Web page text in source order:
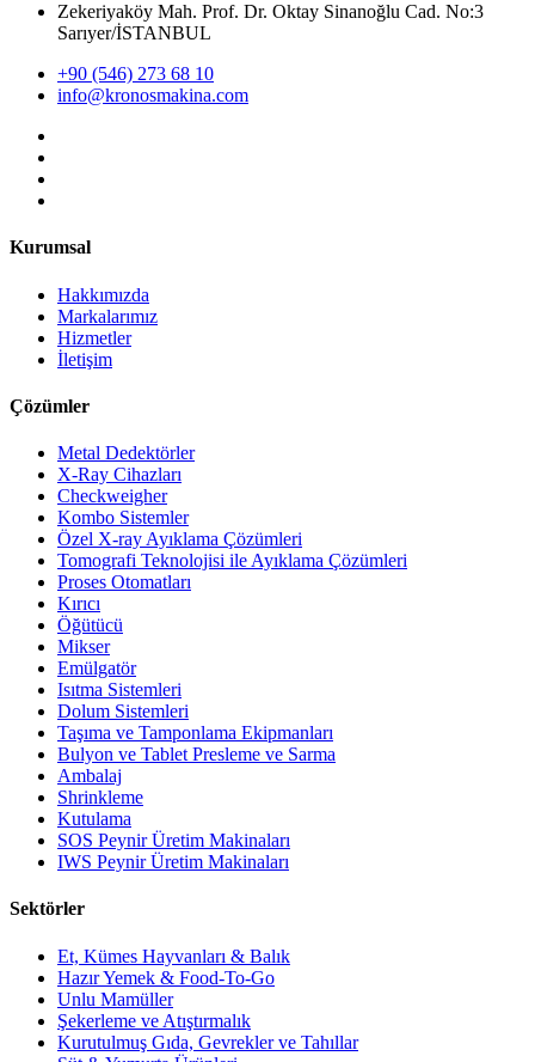
Zekeriyaköy Mah. Prof. Dr. Oktay Sinanoğlu Cad. No:3
Sarıyer/İSTANBUL
+90 (546) 273 68 10
info@kronosmakina.com
Kurumsal
Hakkımızda
Markalarımız
Hizmetler
İletişim
Çözümler
Metal Dedektörler
X-Ray Cihazları
Checkweigher
Kombo Sistemler
Özel X-ray Ayıklama Çözümleri
Tomografi Teknolojisi ile Ayıklama Çözümleri
Proses Otomatları
Kırıcı
Öğütücü
Mikser
Emülgatör
Isıtma Sistemleri
Dolum Sistemleri
Taşıma ve Tamponlama Ekipmanları
Bulyon ve Tablet Presleme ve Sarma
Ambalaj
Shrinkleme
Kutulama
SOS Peynir Üretim Makinaları
IWS Peynir Üretim Makinaları
Sektörler
Et, Kümes Hayvanları & Balık
Hazır Yemek & Food-To-Go
Unlu Mamüller
Şekerleme ve Atıştırmalık
Kurutulmuş Gıda, Gevrekler ve Tahıllar